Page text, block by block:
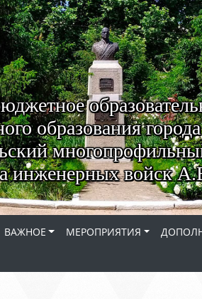
образования
инженерных войск
ВАЖНОЕ МЕРОПРИЯТИЯ